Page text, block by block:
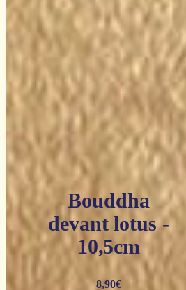
Bouddha
devant lotus -
10,5cm
8,90€